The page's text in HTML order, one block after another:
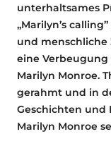
unterhaltsames
„Marilyn’s
und
eine
Marilyn Monroe.
gerahmt und in
Geschichten und
Marilyn Monroe